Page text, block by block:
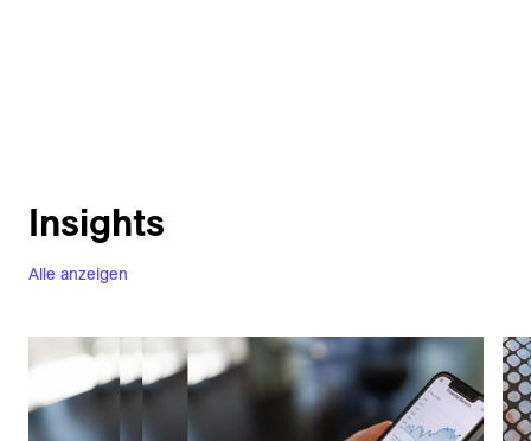
Alle anzeigen
Insights